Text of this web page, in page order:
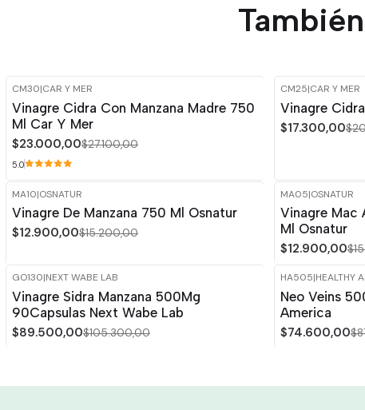
-15%
CM30|CAR Y MER
Vinagre Cidra Con Manzana Madre 750
Ml Car Y Mer
$23.000,00$27.100,00
5.0
-15%
CM25|CAR Y MER
Vinagre
$17.300,00
-15%OFF
MA10|OSNATUR
Vinagre De Manzana 750 Ml Osnatur
$12.900,00$15.200,00
-15% OFF
Agotado
MA05|OSNATUR
Vinagre Mac
Ml Osnatur
$12.900,00
OFF
GO130|NEXT WABE LAB
Vinagre Sidra Manzana 500Mg
90Capsulas Next Wabe Lab
$89.500,00$105.300,00
OFF
Agotado
HA505|HEALTHY
Neo Veins
America
$74.600,00